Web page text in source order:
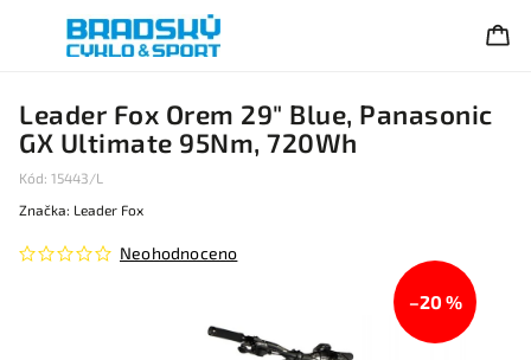
Leader Fox Orem 29" Blue, Panasonic
GX Ultimate 95Nm, 720Wh
Kód: 15443/L
Neohodnoceno
Značka: Leader Fox
–20 %